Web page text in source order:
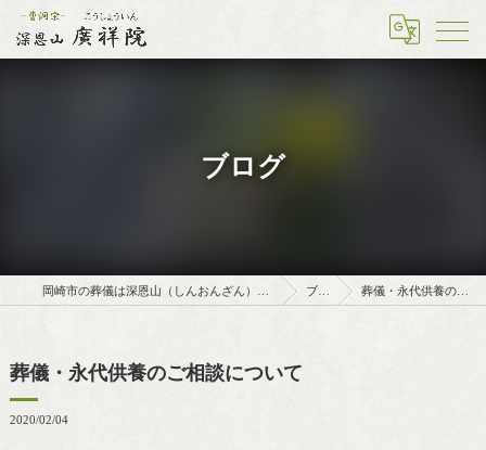
ブログ
ブログ 葬儀・永代供養のご相談について
葬儀・永代供養のご相談について
2020/02/04